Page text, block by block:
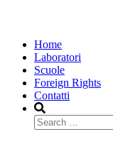
Home
Laboratori
Scuole
Foreign Rights
Contatti
Search